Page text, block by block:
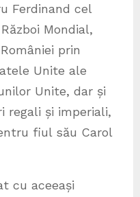
Ferdinand cel
Mondial,
prin
Unite ale
Unite, dar și
regali și imperiali,
fiul său Carol
cu aceeași